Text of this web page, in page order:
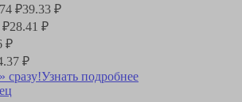
₽39.33 ₽
₽28.41 ₽
₽
₽
сразу!Узнать подробнее